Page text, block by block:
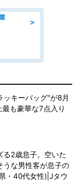
＞
キーバッグ"が8月
も豪華な7点入り
る2歳息子。空いた
うな男性客が息子の
・40代女性)|Jタウ